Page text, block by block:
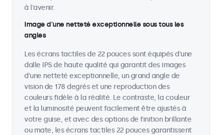
à l'avenir.
Image d'une netteté exceptionnelle sous tous les
angles
Les écrans tactiles de 22 pouces sont équipés d'une
dalle IPS de haute qualité qui garantit des images
d'une netteté exceptionnelle, un grand angle de
vision de 178 degrés et une reproduction des
couleurs fidèle à la réalité. Le contraste, la couleur
et la luminosité peuvent facilement être ajustés à
votre guise, et avec des options de finition brillante
ou mate, les écrans tactiles 22 pouces garantissent